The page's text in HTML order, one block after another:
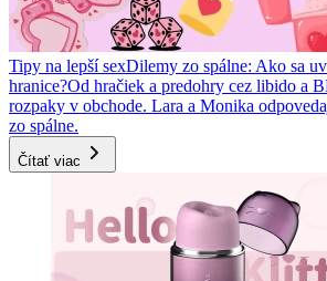
Tipy na lepší sexDilemy zo spálne: Ako sa
hranice?Od hračiek a predohry cez libido a
rozpaky v obchode. Lara a Monika
zo spálne.
Čítať viac